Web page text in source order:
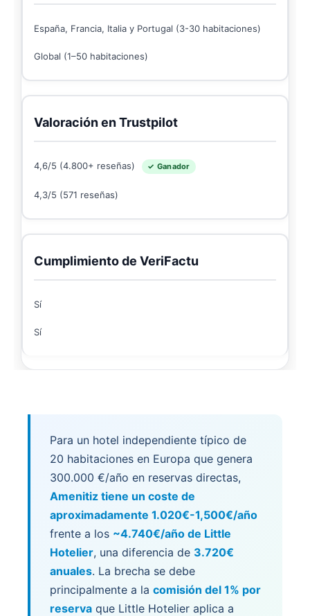
España, Francia, Italia y Portugal (3-30 habitaciones)
Global (1–50 habitaciones)
Valoración en Trustpilot
4,6/5 (4.800+ reseñas) ✓ Ganador
4,3/5 (571 reseñas)
Cumplimiento de VeriFactu
Sí
Sí
Para un hotel independiente típico de
20 habitaciones en Europa que genera
300.000 €/año en reservas directas,
Amenitiz tiene un coste de
aproximadamente 1.020€-1,500€/año
frente a los ~4.740€/año de Little
Hotelier, una diferencia de 3.720€
anuales. La brecha se debe
principalmente a la comisión del 1% por
reserva que Little Hotelier aplica a